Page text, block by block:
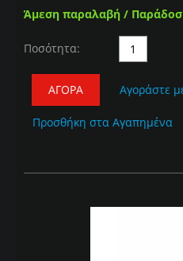
Άμεση παραλαβή /
Ποσότητα:
ΑΓΟΡΆ Αγοράστε
Προσθήκη στα Αγαπημένα